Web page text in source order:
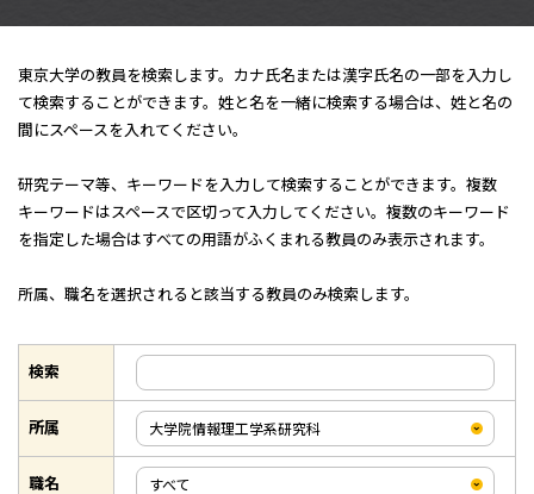
東京大学の教員を検索します。カナ氏名または漢字氏名の一部を入力し
て検索することができます。姓と名を一緒に検索する場合は、姓と名の
間にスペースを入れてください。
研究テーマ等、キーワードを入力して検索することができます。複数
キーワードはスペースで区切って入力してください。複数のキーワード
を指定した場合はすべての用語がふくまれる教員のみ表示されます。
所属、職名を選択されると該当する教員のみ検索します。
検索
所属
職名